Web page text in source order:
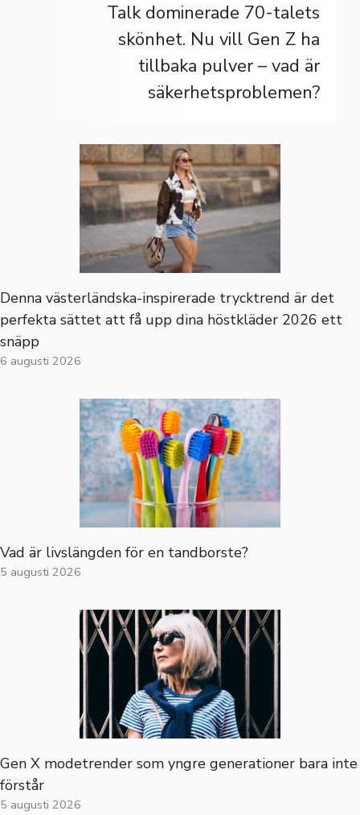
Talk dominerade 70-talets
skönhet. Nu vill Gen Z ha
tillbaka pulver – vad är
säkerhetsproblemen?
Denna västerländska-inspirerade trycktrend är det
perfekta sättet att få upp dina höstkläder 2026 ett
snäpp
6 augusti 2026
Vad är livslängden för en tandborste?
5 augusti 2026
Gen X modetrender som yngre generationer bara inte
förstår
5 augusti 2026